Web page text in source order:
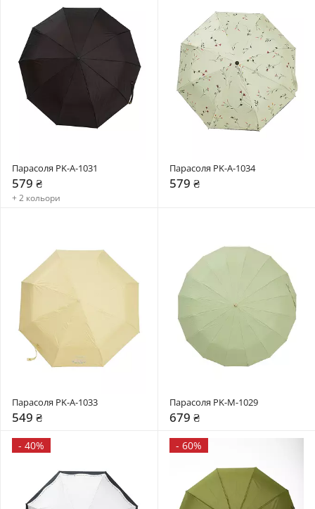
Парасоля PK-A-1031
579 ₴
+ 2 кольори
Парасоля PK-A-1034
579 ₴
Парасоля PK-A-1033
549 ₴
Парасоля PK-М-1029
679 ₴
- 40% - 60%